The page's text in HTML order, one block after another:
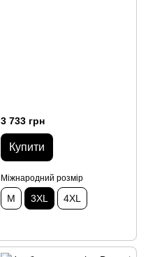
3 733 грн
Купити
Міжнародний розмір
M 3XL 4XL